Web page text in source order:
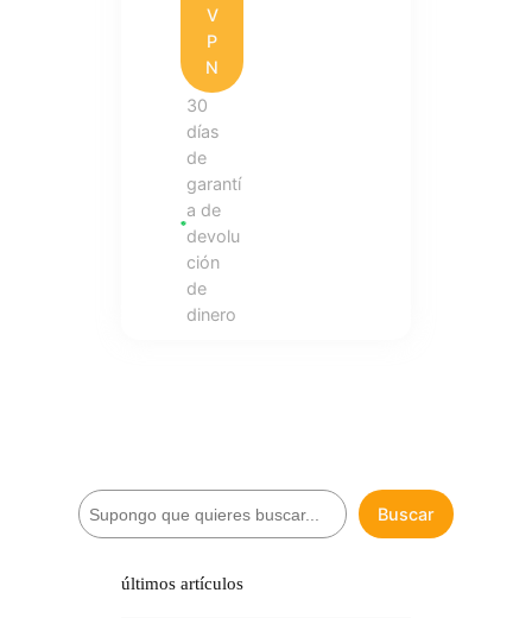
V
P
N
30
días
de
garantí
a de
devolu
ción
de
dinero
B
u
Buscar
últimos artículos